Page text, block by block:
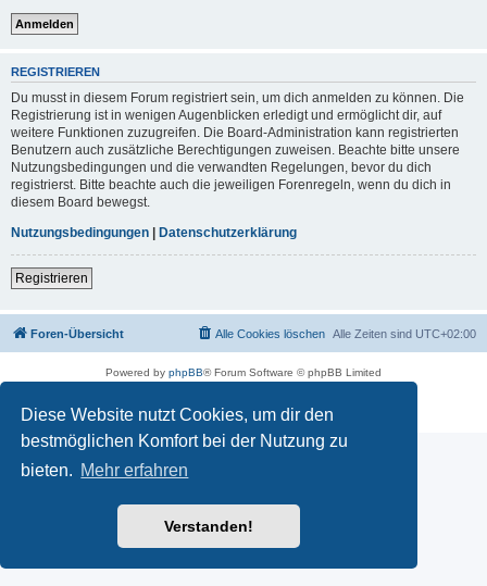
Diese Website nutzt Cookies, um dir den
bestmöglichen Komfort bei der Nutzung zu
bieten. Mehr erfahren
Verstanden!
REGISTRIEREN
Du musst in diesem Forum registriert sein, um dich anmelden zu können. Die
Registrierung ist in wenigen Augenblicken erledigt und ermöglicht dir, auf
weitere Funktionen zuzugreifen. Die Board-Administration kann registrierten
Benutzern auch zusätzliche Berechtigungen zuweisen. Beachte bitte unsere
Nutzungsbedingungen und die verwandten Regelungen, bevor du dich
registrierst. Bitte beachte auch die jeweiligen Forenregeln, wenn du dich in
diesem Board bewegst.
Nutzungsbedingungen | Datenschutzerklärung
Registrieren
Foren-Übersicht Alle Zeiten sind UTC+02:00
Alle Cookies löschen
Powered by phpBB® Forum Software © phpBB Limited
Datenschutz|Nutzungsbedingungen